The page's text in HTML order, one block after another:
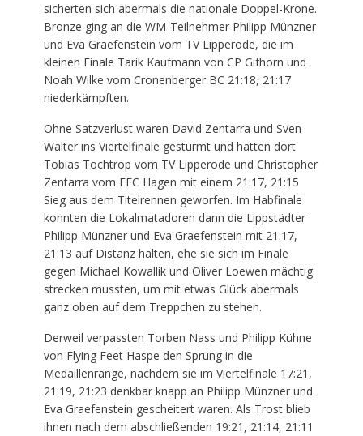
sicherten sich abermals die nationale Doppel-Krone.
Bronze ging an die WM-Teilnehmer Philipp Münzner
und Eva Graefenstein vom TV Lipperode, die im
kleinen Finale Tarik Kaufmann von CP Gifhorn und
Noah Wilke vom Cronenberger BC 21:18, 21:17
niederkämpften.
Ohne Satzverlust waren David Zentarra und Sven
Walter ins Viertelfinale gestürmt und hatten dort
Tobias Tochtrop vom TV Lipperode und Christopher
Zentarra vom FFC Hagen mit einem 21:17, 21:15
Sieg aus dem Titelrennen geworfen. Im Habfinale
konnten die Lokalmatadoren dann die Lippstädter
Philipp Münzner und Eva Graefenstein mit 21:17,
21:13 auf Distanz halten, ehe sie sich im Finale
gegen Michael Kowallik und Oliver Loewen mächtig
strecken mussten, um mit etwas Glück abermals
ganz oben auf dem Treppchen zu stehen.
Derweil verpassten Torben Nass und Philipp Kühne
von Flying Feet Haspe den Sprung in die
Medaillenränge, nachdem sie im Viertelfinale 17:21,
21:19, 21:23 denkbar knapp an Philipp Münzner und
Eva Graefenstein gescheitert waren. Als Trost blieb
ihnen nach dem abschließenden 19:21, 21:14, 21:11